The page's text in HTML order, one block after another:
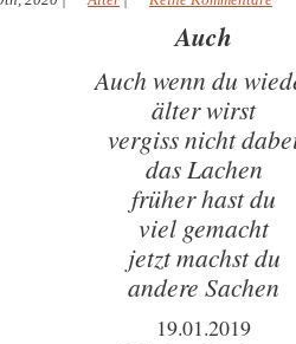
Auch
Auch wenn du
älter wirst
vergiss nicht
das Lachen
früher hast du
viel gemacht
jetzt machst du
andere Sachen
19.01.2019